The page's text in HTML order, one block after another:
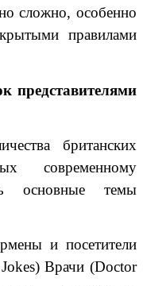
сложно, особенно
правилами
представителями
британских
современному
основные темы
и посетители
Врачи (Doctor